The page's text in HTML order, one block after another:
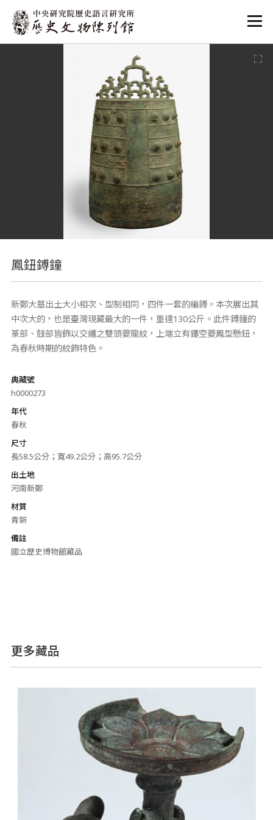
:::
鳳鈕鎛鐘
新鄭大墓出土大小相次、型制相同，四件一套的編鎛。本次展出其
中次大的，也是臺灣現藏最大的一件，重達130公斤。此件鎛鐘的
篆部、鼓部皆飾以交纏之雙頭夔龍紋，上端立有鏤空夔鳳型懸鈕，
為春秋時期的紋飾特色。
典藏號
h0000273
年代
春秋
尺寸
長58.5公分；寬49.2公分；高95.7公分
出土地
河南新鄭
材質
青銅
備註
國立歷史博物館藏品
更多藏品